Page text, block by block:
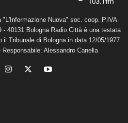
Nuova" soc. coop. P.IVA
- 40131 Bologna Radio Città è una testata
il Tribunale di Bologna in data 12/05/1977
Responsabile: Alessandro Canella